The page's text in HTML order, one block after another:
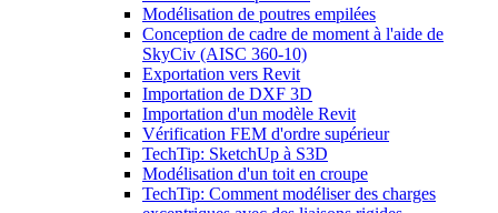
Modélisation de poutres empilées
Conception de cadre de moment à l'aide de
SkyCiv (AISC 360-10)
Exportation vers Revit
Importation de DXF 3D
Importation d'un modèle Revit
Vérification FEM d'ordre supérieur
TechTip: SketchUp à S3D
Modélisation d'un toit en croupe
TechTip: Comment modéliser des charges